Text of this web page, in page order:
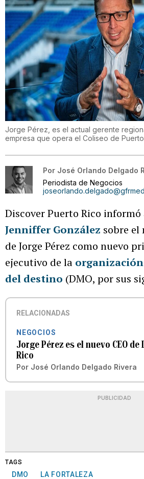
Jorge Pérez, es el actual gerente
empresa que opera el Coliseo de
Por José Orlando Delgado
Periodista de Negocios
Discover Puerto Rico
Jenniffer González sobre
de Jorge Pérez como nuevo
ejecutivo de la
del destino (DMO, por sus
RELACIONADAS
NEGOCIOS
Jorge Pérez es el nuevo CEO
Rico
Por José Orlando Delgado Rivera
PUBLICIDAD
TAGS
DMO LA FORTALEZA